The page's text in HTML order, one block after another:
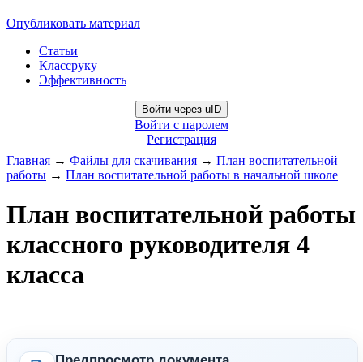
Опубликовать материал
Статьи
Классруку
Эффективность
Войти через uID
Войти с паролем
Регистрация
Главная → Файлы для скачивания → План воспитательной
работы → План воспитательной работы в начальной школе
План воспитательной работы
классного руководителя 4
класса